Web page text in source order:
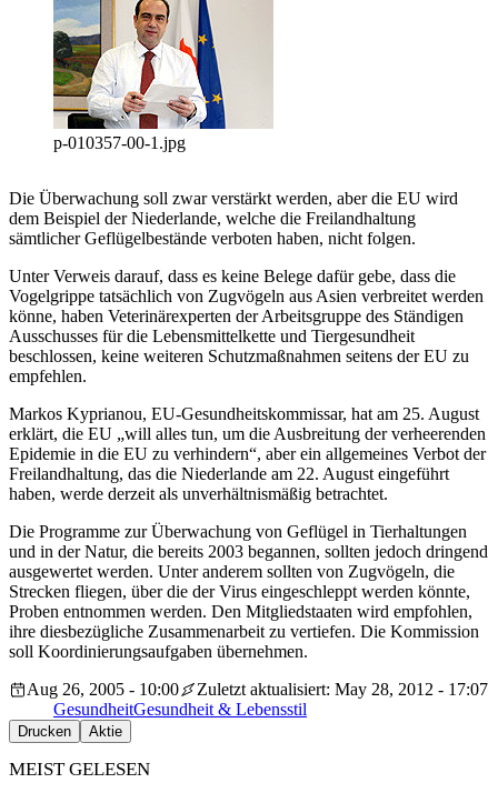
p-010357-00-1.jpg
Die Überwachung soll zwar verstärkt werden, aber die EU wird
dem Beispiel der Niederlande, welche die Freilandhaltung
sämtlicher Geflügelbestände verboten haben, nicht folgen.
Unter Verweis darauf, dass es keine Belege dafür gebe, dass die
Vogelgrippe tatsächlich von Zugvögeln aus Asien verbreitet werden
könne, haben Veterinärexperten der Arbeitsgruppe des Ständigen
Ausschusses für die Lebensmittelkette und Tiergesundheit
beschlossen, keine weiteren Schutzmaßnahmen seitens der EU zu
empfehlen.
Markos Kyprianou, EU-Gesundheitskommissar, hat am 25. August
erklärt, die EU „will alles tun, um die Ausbreitung der verheerenden
Epidemie in die EU zu verhindern“, aber ein allgemeines Verbot der
Freilandhaltung, das die Niederlande am 22. August eingeführt
haben, werde derzeit als unverhältnismäßig betrachtet.
Die Programme zur Überwachung von Geflügel in Tierhaltungen
und in der Natur, die bereits 2003 begannen, sollten jedoch dringend
ausgewertet werden. Unter anderem sollten von Zugvögeln, die
Strecken fliegen, über die der Virus eingeschleppt werden könnte,
Proben entnommen werden. Den Mitgliedstaaten wird empfohlen,
ihre diesbezügliche Zusammenarbeit zu vertiefen. Die Kommission
soll Koordinierungsaufgaben übernehmen.
Aug 26, 2005 - 10:00
Zuletzt aktualisiert: May 28, 2012 - 17:07
GesundheitGesundheit & Lebensstil
Drucken Aktie
MEIST GELESEN